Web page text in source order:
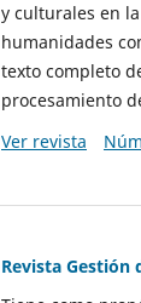
y culturales en
humanidades
texto completo
procesamiento
Ver revista
Revista Gestión